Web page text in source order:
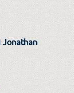
Jonathan